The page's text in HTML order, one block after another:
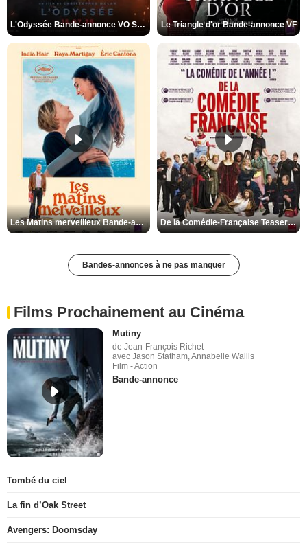
L'Odyssée Bande-annonce VO STFR Le Triangle d'or Bande-annonce VF
Les Matins merveilleux Bande-annonce VF De la Comédie-Française Teaser VF
Bandes-annonces à ne pas manquer
Films Prochainement au Cinéma
Mutiny
de Jean-François Richet
avec Jason Statham, Annabelle Wallis
Film - Action
Bande-annonce
Tombé du ciel
La fin d’Oak Street
Avengers: Doomsday